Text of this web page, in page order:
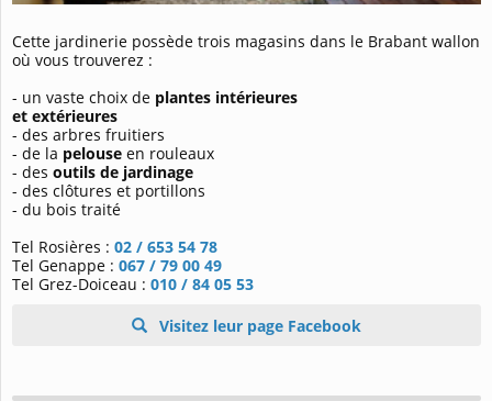
Cette jardinerie possède trois magasins dans le Brabant wallon
où vous trouverez :
- un vaste choix de plantes intérieures
et extérieures
- des arbres fruitiers
- de la pelouse en rouleaux
- des outils de jardinage
- des clôtures et portillons
- du bois traité
Tel Rosières : 02 / 653 54 78
Tel Genappe : 067 / 79 00 49
Tel Grez-Doiceau : 010 / 84 05 53
Visitez leur page Facebook